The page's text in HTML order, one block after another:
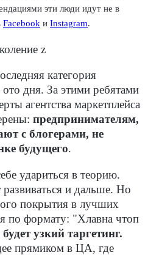
эти люди идут не в
Facebook и Instagram.
категория
ото дня. За этими ребятами
агентства маркетплейса
предпринимателям,
с блогерами, не
будущего.
удариться в теорию.
и дальше. Но
покрытия в лучших
по формату: "Хлавна чтоп
узкий таргетинг.
прямиком в ЦА, где